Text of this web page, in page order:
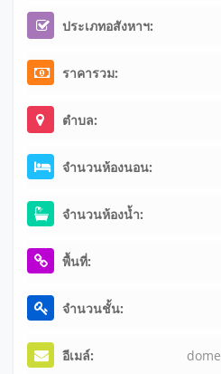
ประเภทอสังหาฯ:
ราคารวม:
ตำบล:
จำนวนห้องนอน:
จำนวนห้องน้ำ:
พื้นที่:
จำนวนชั้น:
อีเมล์: dome